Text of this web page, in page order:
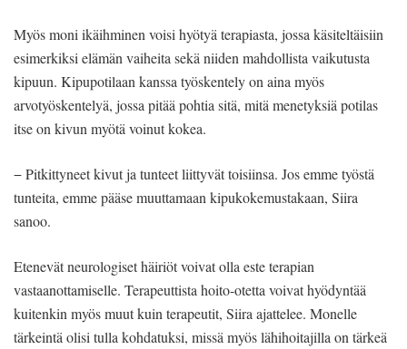
Myös moni ikäihminen voisi hyötyä terapiasta, jossa käsiteltäisiin
esimerkiksi elämän vaiheita sekä niiden mahdollista vaikutusta
kipuun. Kipupotilaan kanssa työskentely on aina myös
arvotyöskentelyä, jossa pitää pohtia sitä, mitä menetyksiä potilas
itse on kivun myötä voinut kokea.
− Pitkittyneet kivut ja tunteet liittyvät toisiinsa. Jos emme työstä
tunteita, emme pääse muuttamaan kipukokemustakaan, Siira
sanoo.
Etenevät neurologiset häiriöt voivat olla este terapian
vastaanottamiselle. Terapeuttista hoito-otetta voivat hyödyntää
kuitenkin myös muut kuin terapeutit, Siira ajattelee. Monelle
tärkeintä olisi tulla kohdatuksi, missä myös lähihoitajilla on tärkeä